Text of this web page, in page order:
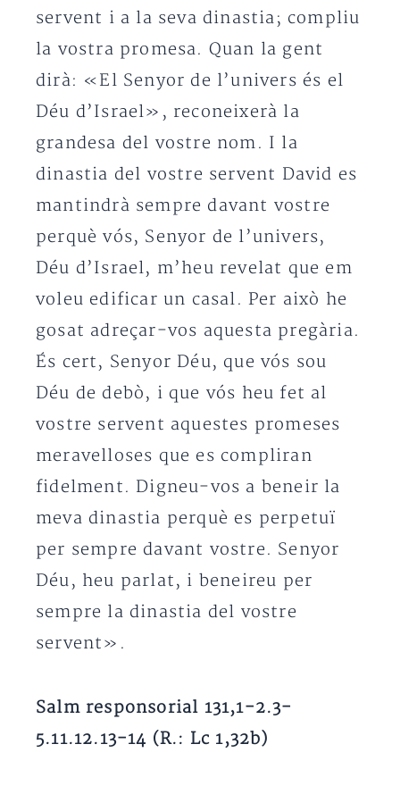
servent i a la seva dinastia; compliu
la vostra promesa. Quan la gent
dirà: «El Senyor de l’univers és el
Déu d’Israel», reconeixerà la
grandesa del vostre nom. I la
dinastia del vostre servent David es
mantindrà sempre davant vostre
perquè vós, Senyor de l’univers,
Déu d’Israel, m’heu revelat que em
voleu edificar un casal. Per això he
gosat adreçar-vos aquesta pregària.
És cert, Senyor Déu, que vós sou
Déu de debò, i que vós heu fet al
vostre servent aquestes promeses
meravelloses que es compliran
fidelment. Digneu-vos a beneir la
meva dinastia perquè es perpetuï
per sempre davant vostre. Senyor
Déu, heu parlat, i beneireu per
sempre la dinastia del vostre
servent».
Salm responsorial 131,1-2.3-
5.11.12.13-14 (R.: Lc 1,32b)